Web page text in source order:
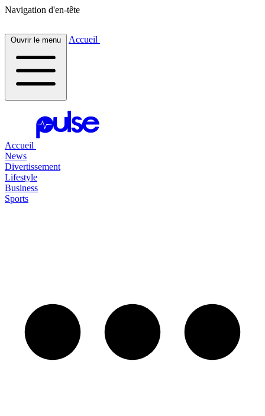
Navigation d'en-tête
Ouvrir le menu Accueil
Accueil
News
Divertissement
Lifestyle
Business
Sports